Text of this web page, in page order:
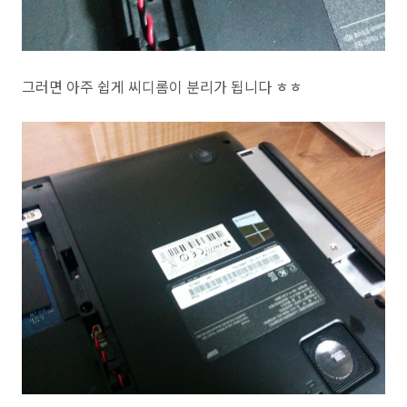
그러면 아주 쉽게 씨디롬이 분리가 됩니다 ㅎㅎ